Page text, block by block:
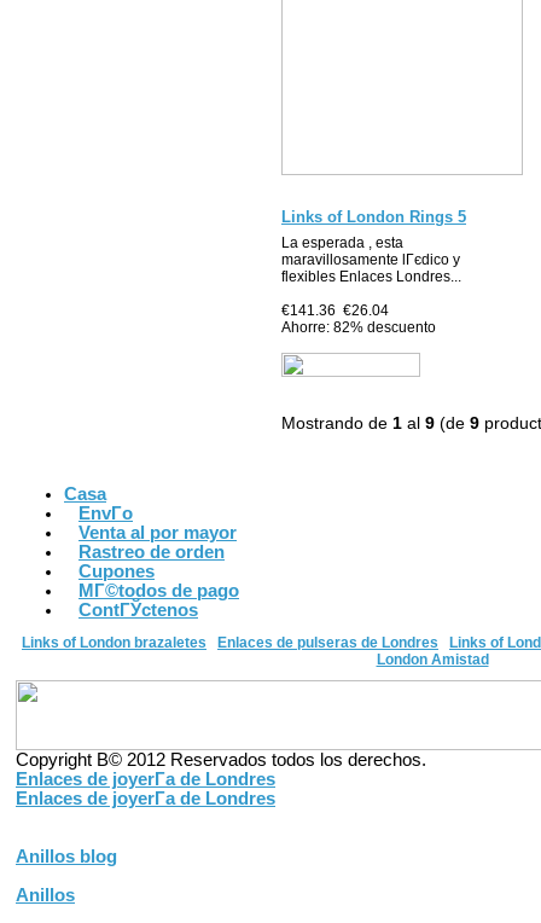
Links of London Rings 5
La esperada , esta
maravillosamente lГєdico y
flexibles Enlaces Londres...
€141.36 €26.04
Ahorre: 82% descuento
Mostrando de 1 al 9 (de 9
Casa
EnvГ­o
Venta al por mayor
Rastreo de orden
Cupones
MГ©todos de pago
ContГЎctenos
Links of London brazaletes Enlaces de pulseras de Londres
Links of
London Amistad
Copyright В© 2012 Reservados todos los derechos.
Enlaces de joyerГ­a de Londres
Enlaces de joyerГ­a de Londres
Anillos blog
Anillos